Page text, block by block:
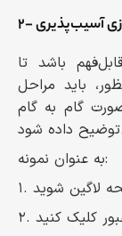
آسیب‌پذیری
باشد تا
باید مراحل
گام به گام
توضیح داده شود.
به عنوان نمونه: